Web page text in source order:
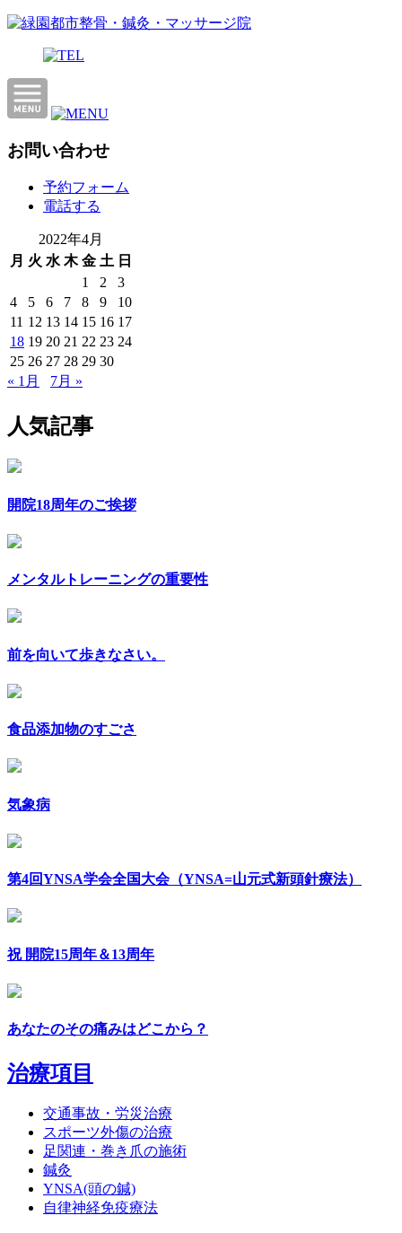
お問い合わせ
予約フォーム
電話する
2022年4月
月 火 水 木 金 土 日
1
2
3
4
5 6 7 8 9
10
11 12 13 14 15 16 17
18 19 20 21 22 23 24
25 26 27 28 29 30
« 1月
7月 »
人気記事
開院18周年のご挨拶
メンタルトレーニングの重要性
前を向いて歩きなさい。
食品添加物のすごさ
気象病
第4回YNSA学会全国大会（YNSA=山元式新頭針療法）
祝 開院15周年＆13周年
あなたのその痛みはどこから？
治療項目
交通事故・労災治療
スポーツ外傷の治療
足関連・巻き爪の施術
鍼灸
YNSA(頭の鍼)
自律神経免疫療法